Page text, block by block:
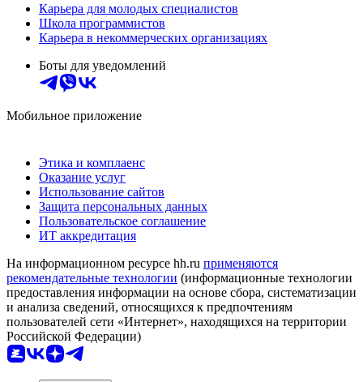
Карьера для молодых специалистов
Школа программистов
Карьера в некоммерческих организациях
Боты для уведомлений
Мобильное приложение
Этика и комплаенс
Оказание услуг
Использование сайтов
Защита персональных данных
Пользовательское соглашение
ИТ аккредитация
На информационном ресурсе hh.ru применяются
рекомендательные технологии (информационные технологии
предоставления информации на основе сбора, систематизации
и анализа сведений, относящихся к предпочтениям
пользователей сети «Интернет», находящихся на территории
Российской Федерации)